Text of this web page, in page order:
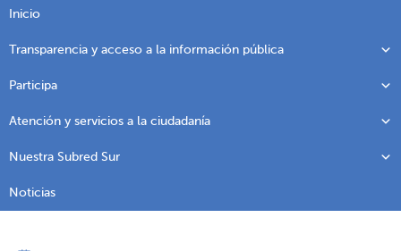
Inicio
Transparencia y acceso a la información pública
Participa
Atención y servicios a la ciudadanía
Nuestra Subred Sur
Noticias